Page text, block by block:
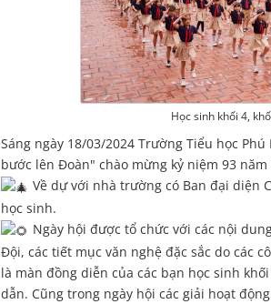
Học sinh khối 4,
Sáng ngày 18/03/2024 Trường Tiểu học
bước lên Đoàn" chào mừng kỷ niệm 93
Về dự với nhà trường có Ban đại diện
học sinh.
Ngày hội được tổ chức với các nội
Đội, các tiết mục văn nghệ đặc sắc do các
là màn đồng diễn của các bạn học sinh
dẫn. Cũng trong ngày hội các giải hoạt